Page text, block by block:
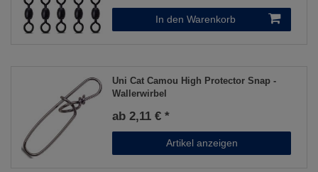
In den Warenkorb
Uni Cat Camou High Protector Snap -
Wallerwirbel
ab 2,11 € *
Artikel anzeigen